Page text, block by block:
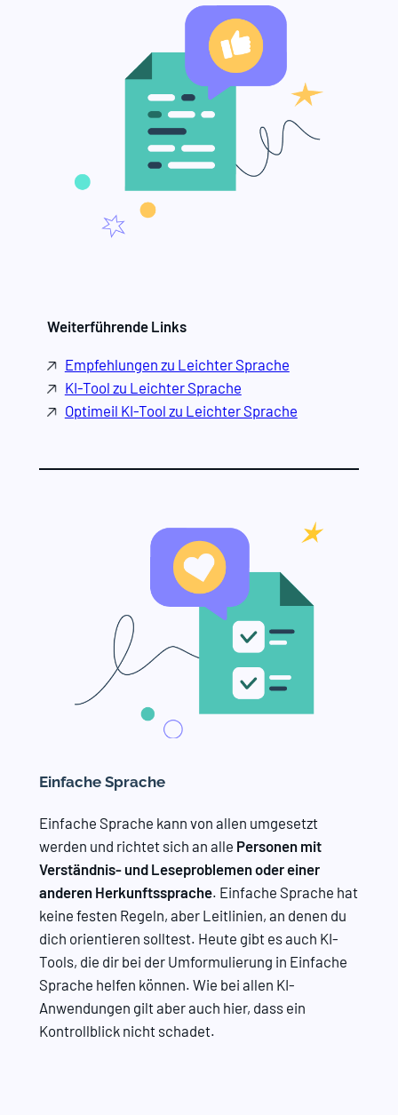
Weiterführende Links
Empfehlungen zu Leichter Sprache
KI-Tool zu Leichter Sprache
Optimeil KI-Tool zu Leichter Sprache
Einfache Sprache
Einfache Sprache kann von allen umgesetzt
werden und richtet sich an alle Personen mit
Verständnis- und Leseproblemen oder einer
anderen Herkunftssprache. Einfache Sprache hat
keine festen Regeln, aber Leitlinien, an denen du
dich orientieren solltest. Heute gibt es auch KI-
Tools, die dir bei der Umformulierung in Einfache
Sprache helfen können. Wie bei allen KI-
Anwendungen gilt aber auch hier, dass ein
Kontrollblick nicht schadet.